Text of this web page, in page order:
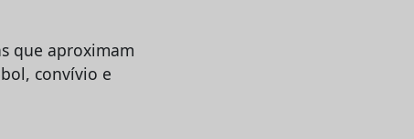
que aproximam
convívio e